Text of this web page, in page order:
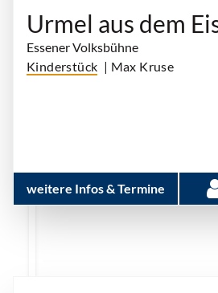
Urmel aus dem
Essener Volksbühne
Kinderstück | Max Kruse
weitere Infos & Termine